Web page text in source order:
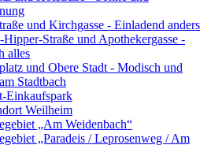
und Kirchgasse - Einladend anders
Straße und Apothekergasse -
alles
und Obere Stadt - Modisch und
Stadtbach
Einkaufspark
Weilheim
„Am Weidenbach“
„Paradeis / Leprosenweg / Am